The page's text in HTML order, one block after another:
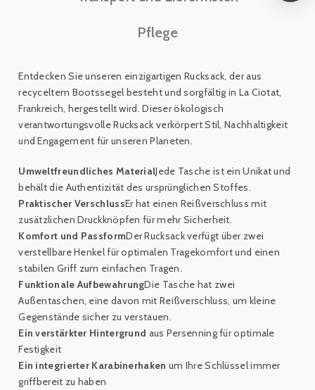
Pflege
Entdecken Sie unseren einzigartigen Rucksack, der aus
recyceltem Bootssegel besteht und sorgfältig in La Ciotat,
Frankreich, hergestellt wird. Dieser ökologisch
verantwortungsvolle Rucksack verkörpert Stil, Nachhaltigkeit
und Engagement für unseren Planeten.
Umweltfreundliches MaterialJede Tasche ist ein Unikat und
behält die Authentizität des ursprünglichen Stoffes.
Praktischer VerschlussEr hat einen Reißverschluss mit
zusätzlichen Druckknöpfen für mehr Sicherheit.
Komfort und PassformDer Rucksack verfügt über zwei
verstellbare Henkel für optimalen Tragekomfort und einen
stabilen Griff zum einfachen Tragen.
Funktionale AufbewahrungDie Tasche hat zwei
Außentaschen, eine davon mit Reißverschluss, um kleine
Gegenstände sicher zu verstauen.
Ein verstärkter Hintergrund aus Persenning für optimale
Festigkeit
Ein integrierter Karabinerhaken um Ihre Schlüssel immer
griffbereit zu haben